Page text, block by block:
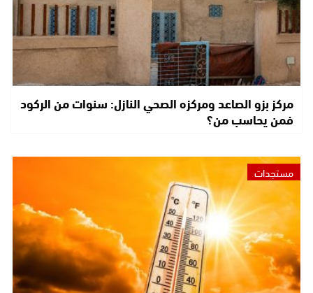
مركز بزو الصاعد ومركزه الصحي النازل: سنوات من الركود
فمن يحاسب من؟
مستجدات